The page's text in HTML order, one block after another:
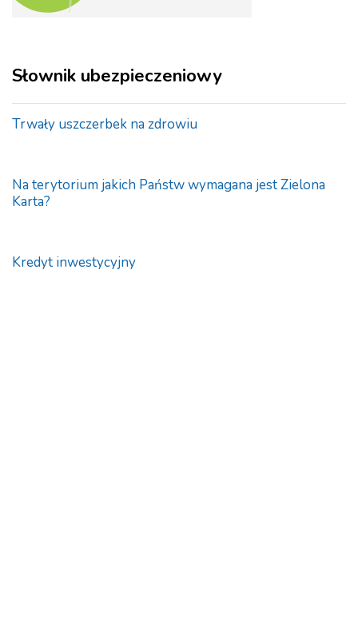
Słownik ubezpieczeniowy
Trwały uszczerbek na zdrowiu
Na terytorium jakich Państw wymagana jest Zielona
Karta?
Kredyt inwestycyjny